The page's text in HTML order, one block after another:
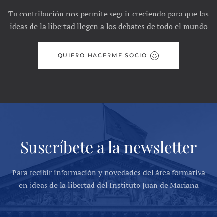
Tu contribución nos permite seguir creciendo para que las
ideas de la libertad llegen a los debates de todo el mundo
QUIERO HACERME SOCIO
Suscríbete a la newsletter
Para recibir información y novedades del área formativa
en ideas de la libertad del Instituto Juan de Mariana